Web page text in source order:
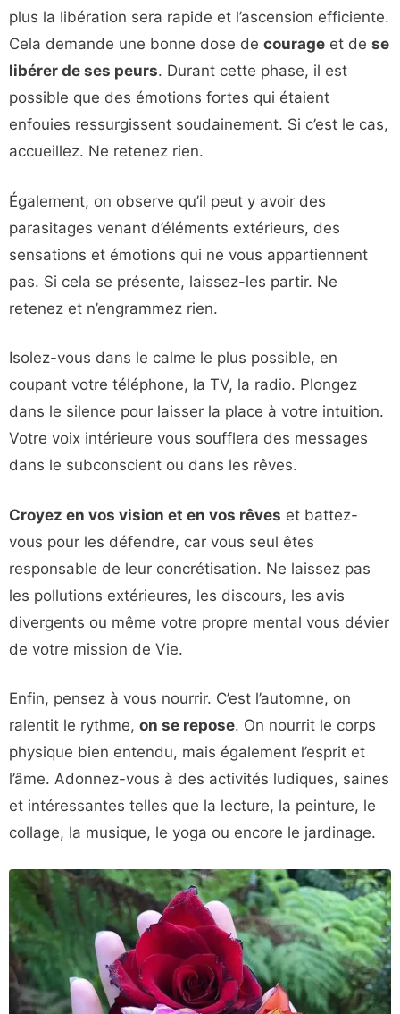
plus la libération sera rapide et l’ascension efficiente.
Cela demande une bonne dose de courage et de se
libérer de ses peurs. Durant cette phase, il est
possible que des émotions fortes qui étaient
enfouies ressurgissent soudainement. Si c’est le cas,
accueillez. Ne retenez rien.
Également, on observe qu’il peut y avoir des
parasitages venant d’éléments extérieurs, des
sensations et émotions qui ne vous appartiennent
pas. Si cela se présente, laissez-les partir. Ne
retenez et n’engrammez rien.
Isolez-vous dans le calme le plus possible, en
coupant votre téléphone, la TV, la radio. Plongez
dans le silence pour laisser la place à votre intuition.
Votre voix intérieure vous soufflera des messages
dans le subconscient ou dans les rêves.
Croyez en vos vision et en vos rêves et battez-
vous pour les défendre, car vous seul êtes
responsable de leur concrétisation. Ne laissez pas
les pollutions extérieures, les discours, les avis
divergents ou même votre propre mental vous dévier
de votre mission de Vie.
Enfin, pensez à vous nourrir. C’est l’automne, on
ralentit le rythme, on se repose. On nourrit le corps
physique bien entendu, mais également l’esprit et
l’âme. Adonnez-vous à des activités ludiques, saines
et intéressantes telles que la lecture, la peinture, le
collage, la musique, le yoga ou encore le jardinage.